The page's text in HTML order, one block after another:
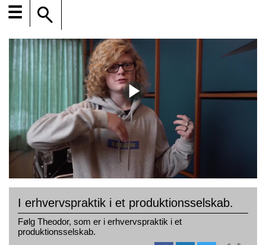
☰
I erhvervspraktik i et produktionsselskab.
Følg Theodor, som er i erhvervspraktik i et
produktionsselskab.